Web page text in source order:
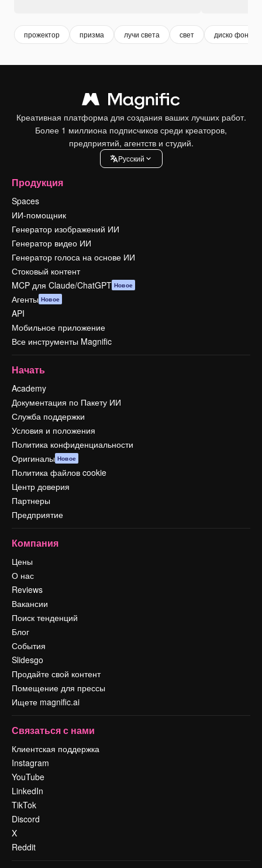
прожектор призма лучи света свет диско фон
Креативная платформа для создания ваших лучших работ.
Более 1 миллиона подписчиков среди креаторов,
предприятий, агентств и студий.
Pусский
Продукция
Spaces
ИИ-помощник
Генератор изображений ИИ
Генератор видео ИИ
Генератор голоса на основе ИИ
Стоковый контент
MCP для Claude/ChatGPT Новое
Агенты Новое
API
Мобильное приложение
Все инструменты Magnific
Начать
Academy
Документация по Пакету ИИ
Служба поддержки
Условия и положения
Политика конфиденциальности
Оригиналы Новое
Политика файлов cookie
Центр доверия
Партнеры
Предприятие
Компания
Цены
О нас
Reviews
Вакансии
Поиск тенденций
Блог
События
Slidesgo
Продайте свой контент
Помещение для прессы
Ищете magnific.ai
Связаться с нами
Клиентская поддержка
Instagram
YouTube
LinkedIn
TikTok
Discord
X
Reddit